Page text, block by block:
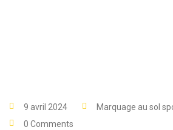
9 avril 2024
Marquage au sol
0 Comments